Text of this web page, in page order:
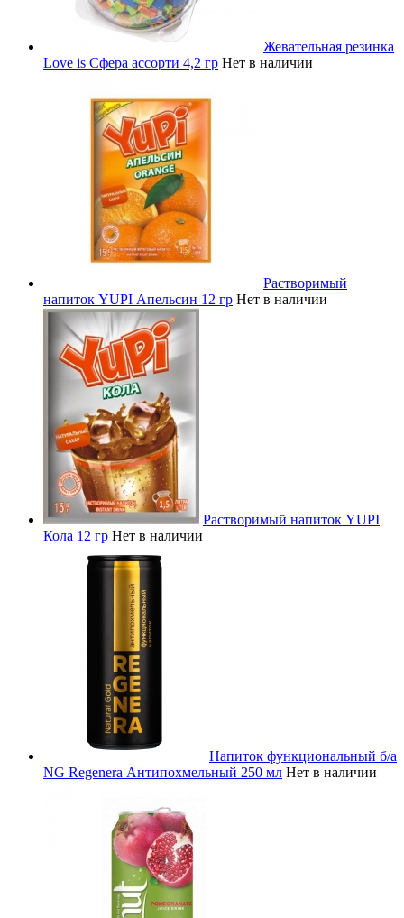
Жевательная резинка
Love is Сфера ассорти 4,2 гр Нет в наличии
Растворимый
напиток YUPI Апельсин 12 гр Нет в наличии
Растворимый напиток YUPI
Кола 12 гр Нет в наличии
Напиток функциональный б/а
NG Regenera Антипохмельный 250 мл Нет в наличии